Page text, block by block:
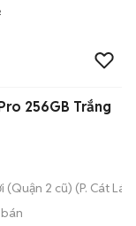
256GB Trắng
(Quận 2 cũ) (P. Cát Lái